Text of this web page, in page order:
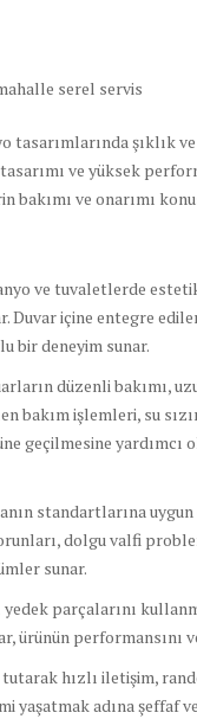
serel servis
tasarımlarında şıklık
ve yüksek
bakımı ve onarımı
ve tuvaletlerde
içine entegre
bir deneyim sunar.
düzenli bakımı,
işlemleri, su
geçilmesine
standartlarına
dolgu valfi
sunar.
parçalarını
ürünün performansını
hızlı iletişim,
yaşatmak adına şeffaf